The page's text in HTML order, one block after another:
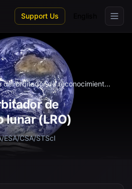
Support Us
del orbitador de reconocimient...
de
lunar (LRO)
ESA/CSA/STScI